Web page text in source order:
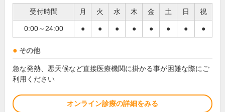
受付時間 月 火 水 木 金 土 日 祝
0:00～24:00 ● ● ● ● ● ● ● ●
その他
急な発熱、悪天候など直接医療機関に掛かる事が困難な際にご
利用ください
オンライン診療の詳細をみる